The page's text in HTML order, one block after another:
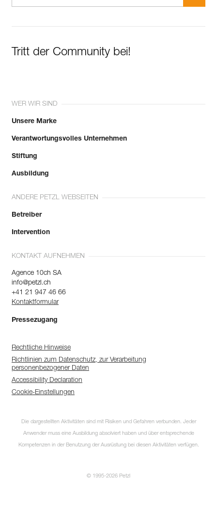
Tritt der Community bei!
WER WIR SIND
Unsere Marke
Verantwortungsvolles Unternehmen
Stiftung
Ausbildung
ANDERE PETZL WEBSEITEN
Betreiber
Intervention
KONTAKT AUFNEHMEN
Agence 10ch SA
info@petzl.ch
+41 21 947 46 66
Kontaktformular
Pressezugang
Rechtliche Hinweise
Richtlinien zum Datenschutz, zur Verarbeitung
personenbezogener Daten
Accessibility Declaration
Cookie-Einstellungen
Die dargestellten Aktivitäten sind mit Risiken und Gefahren verbunden. Jeder
Anwender muss eine Ausbildung absolviert haben und über entsprechende
Kompetenzen in der Benutzung der Ausrüstung bei diesen Aktivitäten verfügen.
© 1995-2026 Petzl